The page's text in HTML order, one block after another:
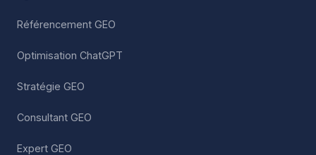
Référencement GEO
Optimisation ChatGPT
Stratégie GEO
Consultant GEO
Expert GEO